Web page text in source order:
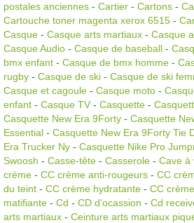
postales anciennes - Cartier - Cartons -
Cartouche toner magenta xerox 6515 -
Casque - Casque arts martiaux - Casque
Casque Audio - Casque de baseball -
bmx enfant - Casque de bmx homme -
rugby - Casque de ski - Casque de ski
Casque et cagoule - Casque moto -
enfant - Casque TV - Casquette -
Casquette New Era 9Forty - Casquette
Essential - Casquette New Era 9Forty Tie
Era Trucker Ny - Casquette Nike Pro
Swoosh - Casse-tête - Casserole - Cave à
crème - CC crème anti-rougeurs - CC
du teint - CC crème hydratante - CC
matifiante - Cd - CD d'ocassion - Cd
arts martiaux - Ceinture arts martiaux